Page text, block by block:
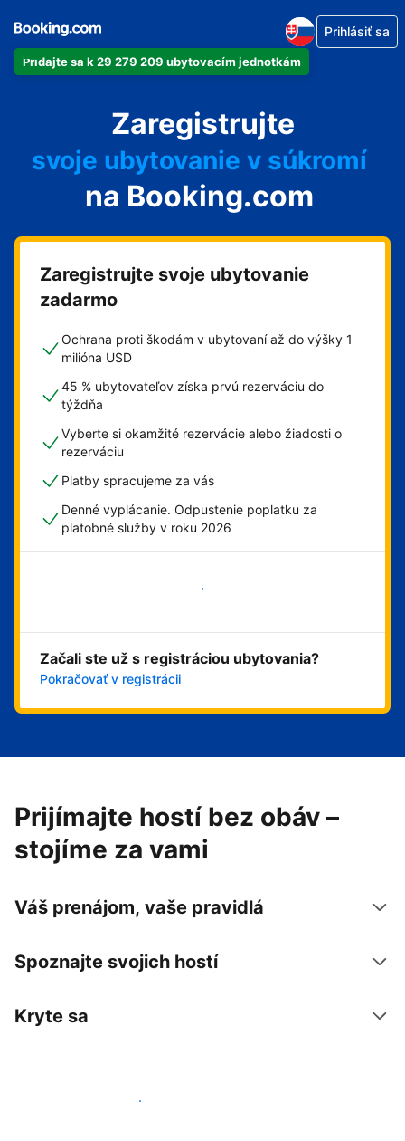
Pridajte sa k 29 279 209 ubytovacím jednotkám
Prihlásiť sa
Zaregistrujte
svoj hotel
svoje ubytovanie v súkromí
svoj penzión
svoje bed and breakfast
na Booking.com
Zaregistrujte svoje ubytovanie
zadarmo
Ochrana proti škodám v ubytovaní až do výšky 1
milióna USD
45 % ubytovateľov získa prvú rezerváciu do
týždňa
Vyberte si okamžité rezervácie alebo žiadosti o
rezerváciu
Platby spracujeme za vás
Denné vyplácanie. Odpustenie poplatku za
platobné služby v roku 2026
Začali ste už s registráciou ubytovania?
Pokračovať v registrácii
Prijímajte hostí bez obáv –
stojíme za vami
Váš prenájom, vaše pravidlá
Spoznajte svojich hostí
Kryte sa
Začať ponúkať svoje ubytovanie